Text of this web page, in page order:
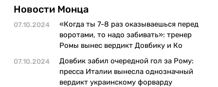
Букмекеры
Казино
Новости Монца
07.10.2024
«Когда ты 7-8 раз оказываешься перед
воротами, то надо забивать»: тренер
Ромы вынес вердикт Довбику и Ко
07.10.2024
Довбик забил очередной гол за Рому:
пресса Италии вынесла однозначный
вердикт украинскому форварду